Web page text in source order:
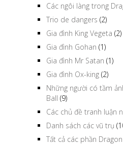
Các ngôi làng trong
Trio de dangers (2)
Gia đình King Vegeta (2)
Gia đình Gohan (1)
Gia đình Mr Satan (1)
Gia đình Ox-king (2)
Những người có tầm
Ball (9)
Các chủ đề tranh luận
Danh sách các vũ trụ
Tất cả các phần